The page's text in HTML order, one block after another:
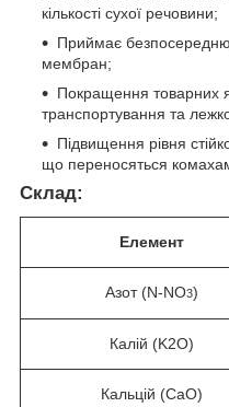
кількості сухої речовини;
Приймає безпосередню
мембран;
Покращення товарних
транспортування та
Підвищення рівня
що переносяться
Склад:
Елемент
Азот (N-NO3)
Калій (K2O)
Кальцій (CaO)